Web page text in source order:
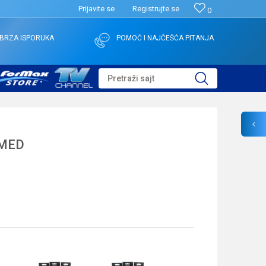
0
Prijavite se Registrujte se
ISPORUKA POMOĆ I NAJČEŠĆA PITANJA
Pretraži sajt